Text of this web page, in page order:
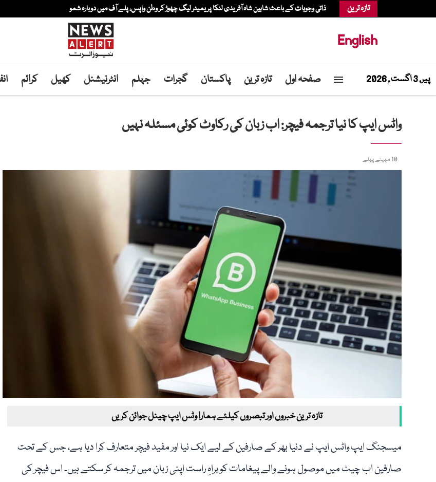
تازہ ترین ذاتی وجوہات کے باعث شاہین شاہ آفریدی لنکا پریمیئر لیگ چھوڑ کر وطن واپس، پلے آف میں دوبارہ شمولیت کا...
English
پیر, 3 اگست , 2026 صفحہ اول تازہ ترین پاکستان گجرات جہلم انٹرنیشنل کھیل کرائم
واٹس ایپ کا نیا ترجمہ فیچر: اب زبان کی رکاوٹ کوئی مسئلہ نہیں
10 مہینے پہلے
تازہ ترین خبروں اور تبصروں کیلئے ہمارا وٹس ایپ چینل جوائن کریں
میسجنگ ایپ واٹس ایپ نے دنیا بھر کے صارفین کے لیے ایک نیا اور مفید فیچر متعارف کرا دیا ہے، جس کے تحت
صارفین اب چیٹ میں موصول ہونے والے پیغامات کو براہِ راست اپنی زبان میں ترجمہ کر سکتے ہیں۔ اس فیچر کی